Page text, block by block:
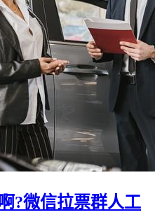
?微信拉票群人工